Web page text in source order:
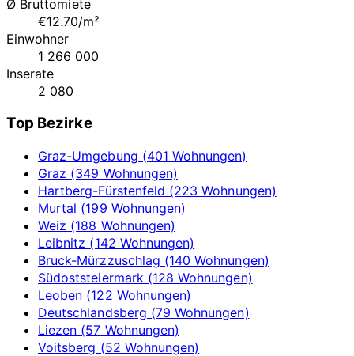
Ø Bruttomiete
€12.70/m²
Einwohner
1 266 000
Inserate
2 080
Top Bezirke
Graz-Umgebung (401 Wohnungen)
Graz (349 Wohnungen)
Hartberg-Fürstenfeld (223 Wohnungen)
Murtal (199 Wohnungen)
Weiz (188 Wohnungen)
Leibnitz (142 Wohnungen)
Bruck-Mürzzuschlag (140 Wohnungen)
Südoststeiermark (128 Wohnungen)
Leoben (122 Wohnungen)
Deutschlandsberg (79 Wohnungen)
Liezen (57 Wohnungen)
Voitsberg (52 Wohnungen)